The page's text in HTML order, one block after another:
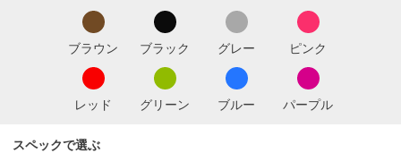
ブラウン ブラック グレー ピンク
レッド グリーン ブルー パープル
スペックで選ぶ